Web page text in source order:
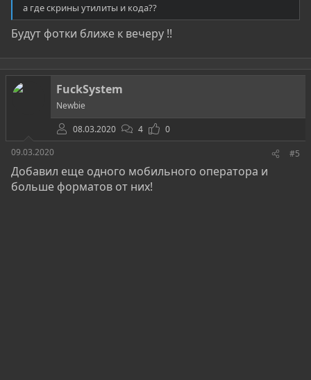
а где скрины утилиты и кода??
Будут фотки ближе к вечеру !!
FuckSystem
Newbie
08.03.2020
4
0
09.03.2020
#5
Добавил еще одного мобильного оператора и
больше форматов от них!